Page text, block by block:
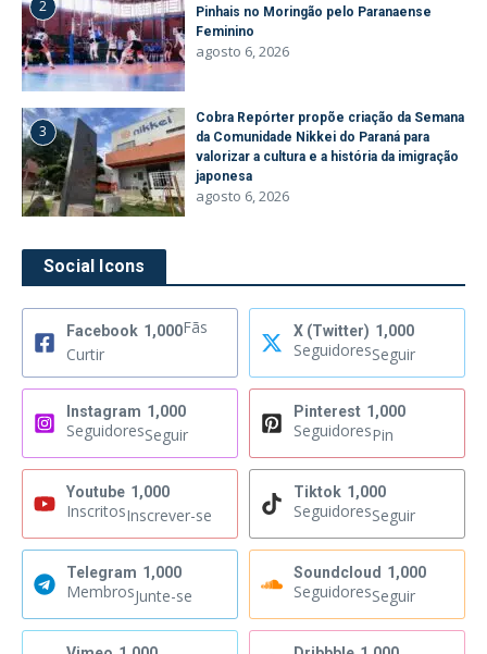
2
Pinhais no Moringão pelo Paranaense
Feminino
agosto 6, 2026
3
Cobra Repórter propõe criação da Semana
da Comunidade Nikkei do Paraná para
valorizar a cultura e a história da imigração
japonesa
agosto 6, 2026
Social Icons
Facebook 1,000Fãs
Curtir
X (Twitter) 1,000
SeguidoresSeguir
Instagram 1,000
SeguidoresSeguir
Pinterest 1,000
SeguidoresPin
Youtube 1,000
InscritosInscrever-se
Tiktok 1,000
SeguidoresSeguir
Telegram 1,000
MembrosJunte-se
Soundcloud 1,000
SeguidoresSeguir